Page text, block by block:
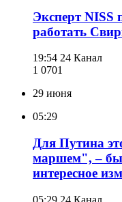
Эксперт NISS
работать
19:54 24 Канал
1 0701
29 июня
05:29
Для Путина
маршем", –
интересное
05:29 24 Канал